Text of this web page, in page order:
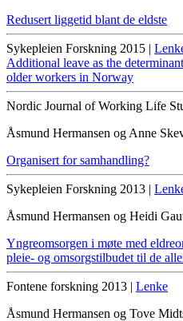
Redusert liggetid blant de eldste
Sykepleien Forskning 2015 |
Additional leave as the
older workers in Norway
Nordic Journal of Working Life
Åsmund Hermansen og Anne
Organisert for samhandling?
Sykepleien Forskning 2013 |
Åsmund Hermansen og Heidi
Yngreomsorgen i møte med
pleie- og omsorgstilbudet til de
Fontene forskning 2013 | Lenke
Åsmund Hermansen og Tove